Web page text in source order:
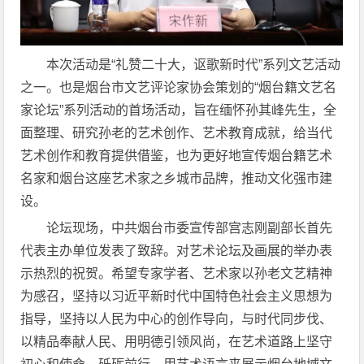
本次活动是“礼赞二十大，讴歌新时代”系列文艺活动
之一。也是烟台市文艺评论家协会策划的“烟台籍文艺名
家论坛”系列活动的首场活动，旨在缅怀孙其峰先生，全
面整理、研究孙老的艺术创作、艺术教育成就，给当代
艺术创作和教育提供借鉴，也为更好地宣传烟台籍艺术
名家和烟台这座艺术家之乡城市品牌，推动文化强市建
设。
论坛现场，中共烟台市委宣传部宫志刚副部长首先
代表主办单位发表了致辞。对艺术论坛及画展的举办表
示热烈的祝贺。希望专家学者、艺术家以孙老文艺精神
为感召，坚持以习近平新时代中国特色社会主义思想为
指导，坚持以人民为中心的创作导向，与时代同步伐、
以精品奉献人民、用明德引领风尚，在艺术道路上坚守